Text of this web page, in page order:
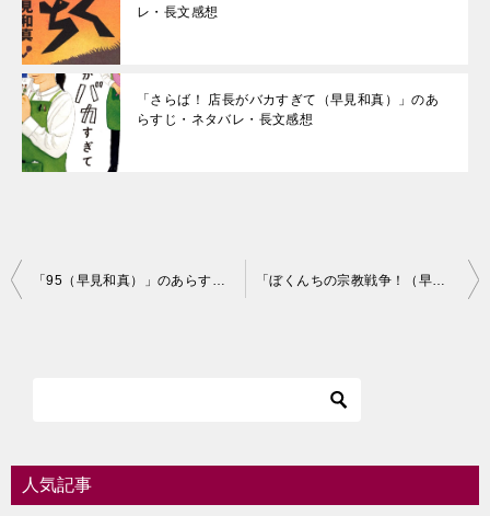
レ・長文感想
「さらば！ 店長がバカすぎて（早見和真）」のあ
らすじ・ネタバレ・長文感想
投
シ
「95（早見和真）」のあらすじ・ネタバレ・長文感想 「ぼくんちの宗教戦争！（早見和真）」のあらすじ・ネタバレ・長文感想
人気記事